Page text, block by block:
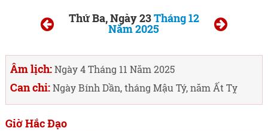
Thứ Ba, Ngày 23Tháng 12
Năm 2025
Âm lịch:Ngày 4 Tháng 11 Năm 2025
Can chi:Ngày Bính Dần, tháng Mậu Tý, năm Ất Tỵ
Giờ Hắc Đạo